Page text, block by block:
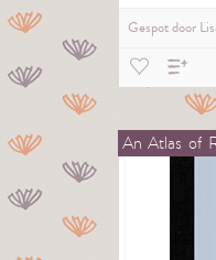
Gespot door
An Atlas of